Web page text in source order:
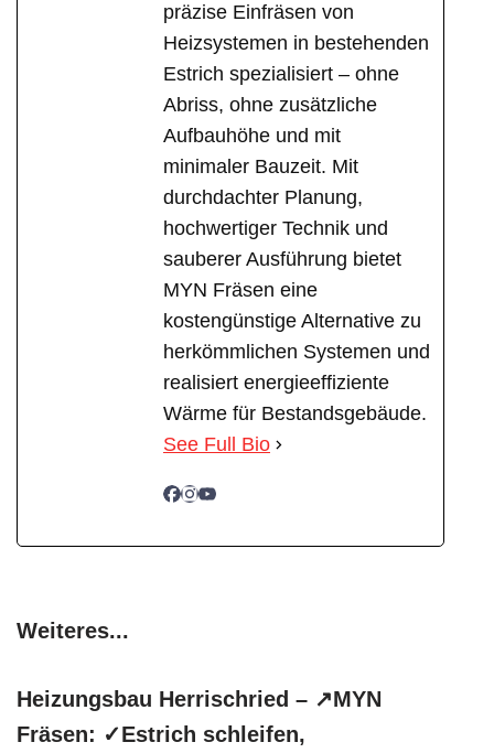
präzise Einfräsen von
Heizsystemen in bestehenden
Estrich spezialisiert – ohne
Abriss, ohne zusätzliche
Aufbauhöhe und mit
minimaler Bauzeit. Mit
durchdachter Planung,
hochwertiger Technik und
sauberer Ausführung bietet
MYN Fräsen eine
kostengünstige Alternative zu
herkömmlichen Systemen und
realisiert energieeffiziente
Wärme für Bestandsgebäude.
See Full Bio
Weiteres...
Heizungsbau Herrischried – ↗️MYN
Fräsen: ✓Estrich schleifen,